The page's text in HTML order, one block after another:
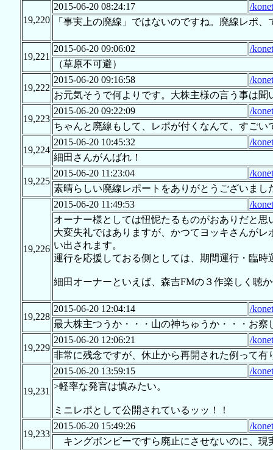
19,220
2015-06-20 08:24:17
/
「事実上の廃線」ではないのですね。廃線レポ
19,221
2015-06-20 09:06:02
/
（草原不可避）
19,222
2015-06-20 09:16:58
/
お元気そうで何よりです。大株主様の言う事は聞
19,223
2015-06-20 09:22:09
/
ちゃんと廃線もして、レポが付くなんて、すごい
19,224
2015-06-20 10:45:32
/
細田さんがんばれ！
19,225
2015-06-20 11:23:04
/
素晴らしい廃線レポートをありがとうございまし
19,226
2015-06-20 11:49:53
/
オーナー様としては忸怩たるものがおありだと
大変失礼ではありますが、かつてヨッキさんが
い出されます。
運行を応援しておる側としては、期間運行・臨
細田オーナーといえば、森吉FMの３作楽しく聴
19,228
2015-06-20 12:04:14
/
最大株主つうか・・・山の神ちゅうか・・・お察
19,229
2015-06-20 12:06:21
/
非常に残念ですが、休止から再開された例って有
19,231
2015-06-20 13:59:15
/
>軽率な発言は慎みたい。
ミニレポとして公開されているッッ！！
19,233
2015-06-20 15:49:26
/
キングボンビーですら廃止にさせないのに、現